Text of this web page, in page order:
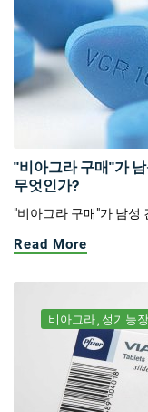
"비아그라 구매"가
무엇인가?
"비아그라 구매"가 남성
Read More
비아그라 성기능